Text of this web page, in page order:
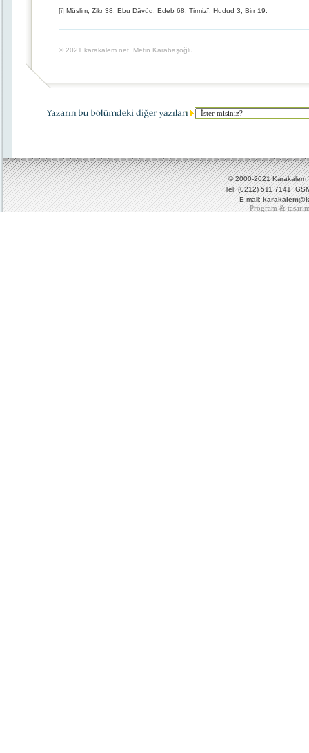
[i] Müslim, Zikr 38; Ebu Dâvûd, Edeb 68; Tirmizî, Hudud 3, Birr 19.
© 2021 karakalem.net, Metin Karabaşoğlu
© 2000-2021 Karakalem
Tel: (0212) 511 7141
E-mail:
Program &